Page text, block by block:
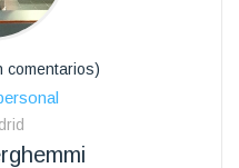
comentarios)